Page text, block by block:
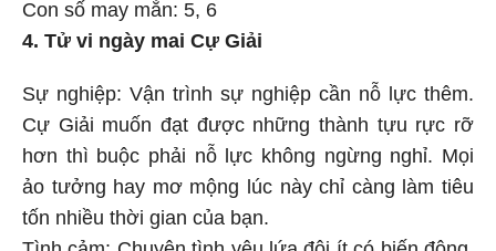
Con số may mắn: 5, 6
4. Tử vi ngày mai Cự Giải
Sự nghiệp: Vận trình sự nghiệp cần nỗ lực thêm.
Cự Giải muốn đạt được những thành tựu rực rỡ
hơn thì buộc phải nỗ lực không ngừng nghỉ. Mọi
ảo tưởng hay mơ mộng lúc này chỉ càng làm tiêu
tốn nhiều thời gian của bạn.